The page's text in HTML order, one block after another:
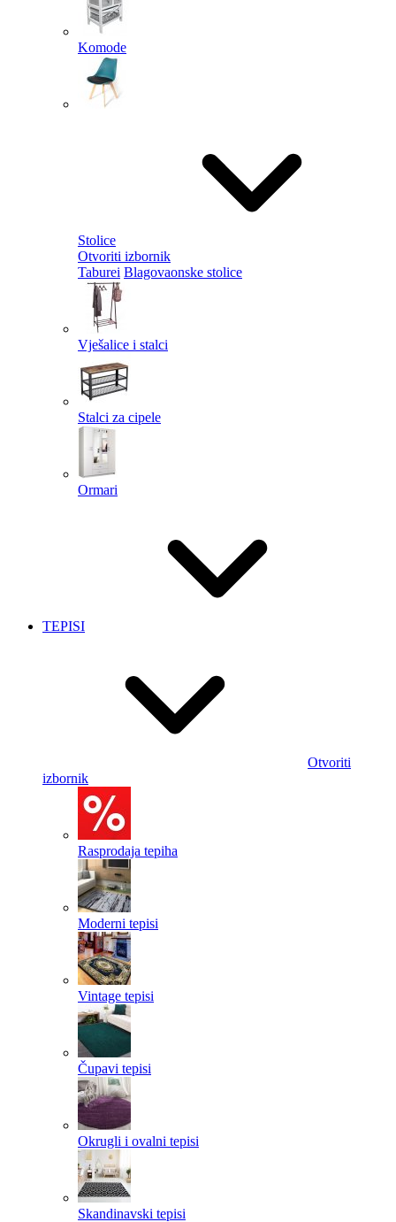
Komode
Stolice
Otvoriti izbornik
Taburei Blagovaonske stolice
Vješalice i stalci
Stalci za cipele
Ormari
TEPISI
Otvoriti
izbornik
Rasprodaja tepiha
Moderni tepisi
Vintage tepisi
Čupavi tepisi
Okrugli i ovalni tepisi
Skandinavski tepisi